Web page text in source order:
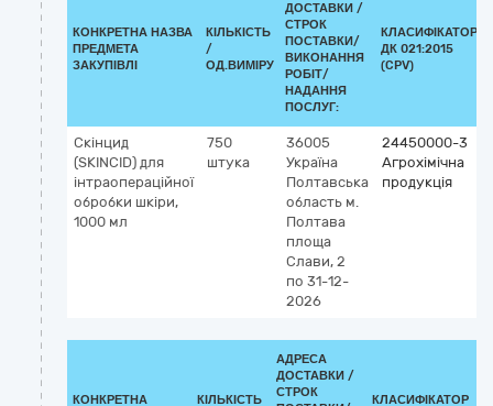
КОНКРЕТНА НАЗВА
ПРЕДМЕТА
ЗАКУПІВЛІ
КІЛЬКІСТЬ
/
ОД.ВИМІРУ
ДОСТАВКИ /
СТРОК
ПОСТАВКИ/
ВИКОНАННЯ
РОБІТ/
НАДАННЯ
ПОСЛУГ:
КЛАСИФІКАТОР
ДК 021:2015
(CPV)
Скінцид
(SKINCID) для
інтраопераційної
обробки шкіри,
1000 мл
750
штука
36005
Україна
Полтавська
область м.
Полтава
площа
Слави, 2
по 31-12-
2026
24450000-3
Агрохімічна
продукція
КОНКРЕТНА
КІЛЬКІСТЬ
АДРЕСА
ДОСТАВКИ /
СТРОК
КЛАСИФІКАТОР